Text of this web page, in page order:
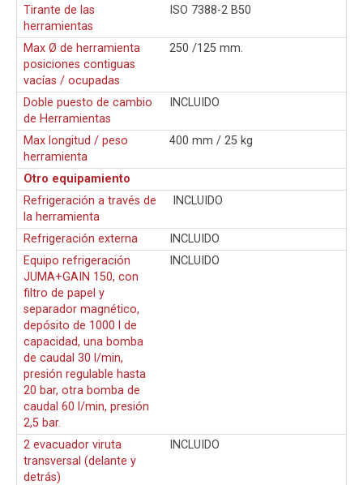
Tirante de las
herramientas
ISO 7388-2 B50
Max Ø de herramienta
posiciones contiguas
vacías / ocupadas
250 /125 mm.
Doble puesto de cambio
de Herramientas
INCLUIDO
Max longitud / peso
herramienta
400 mm / 25 kg
Otro equipamiento
Refrigeración a través de
la herramienta
INCLUIDO
Refrigeración externa
INCLUIDO
Equipo refrigeración
JUMA+GAIN 150, con
filtro de papel y
separador magnético,
depósito de 1000 l de
capacidad, una bomba
de caudal 30 l/min,
presión regulable hasta
20 bar, otra bomba de
caudal 60 l/min, presión
2,5 bar.
INCLUIDO
2 evacuador viruta
transversal (delante y
detrás)
INCLUIDO